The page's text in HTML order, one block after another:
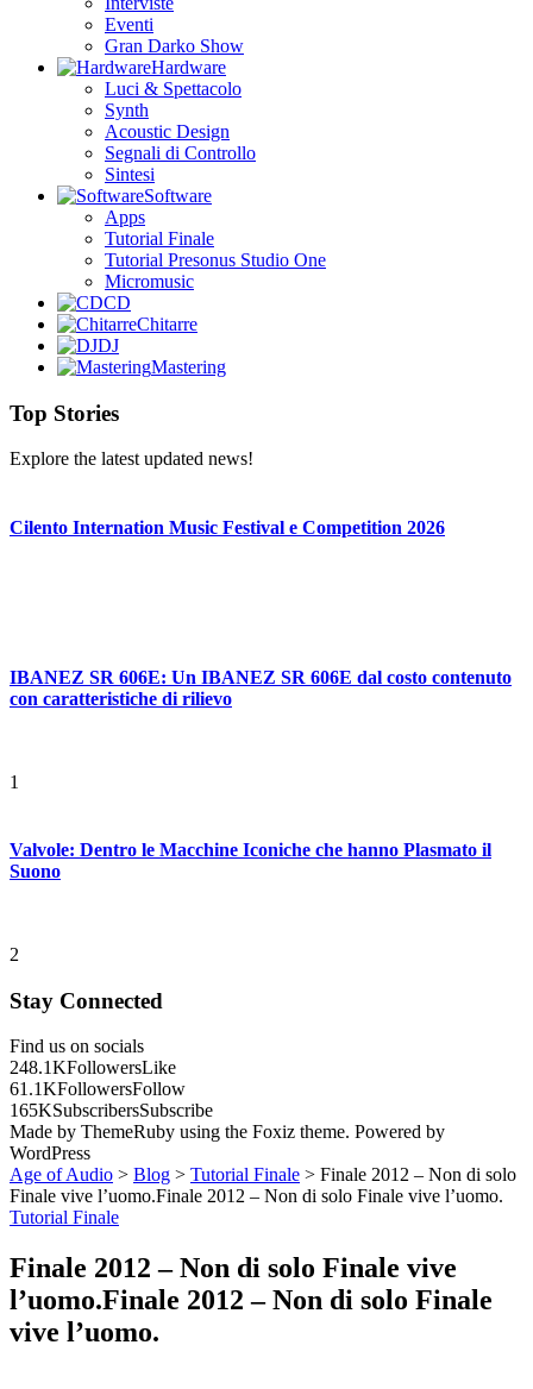
Eventi
Gran Darko Show
Hardware
Luci & Spettacolo
Synth
Acoustic Design
Segnali di Controllo
Sintesi
Software
Apps
Tutorial Finale
Tutorial Presonus Studio One
Micromusic
CD
Chitarre
DJ
Mastering
Top Stories
Explore the latest updated news!
Cilento Internation Music Festival e Competition 2026
IBANEZ SR 606E: Un IBANEZ SR 606E dal costo contenuto
con caratteristiche di rilievo
1
Valvole: Dentro le Macchine Iconiche che hanno Plasmato il
Suono
2
Stay Connected
Find us on socials
248.1KFollowersLike
61.1KFollowersFollow
165KSubscribersSubscribe
Made by ThemeRuby using the Foxiz theme. Powered by
WordPress
Age of Audio > Blog > Tutorial Finale > Finale 2012 – Non di solo
Finale vive l’uomo.Finale 2012 – Non di solo Finale vive l’uomo.
Tutorial Finale
Finale 2012 – Non di solo Finale vive
l’uomo.Finale 2012 – Non di solo Finale
vive l’uomo.